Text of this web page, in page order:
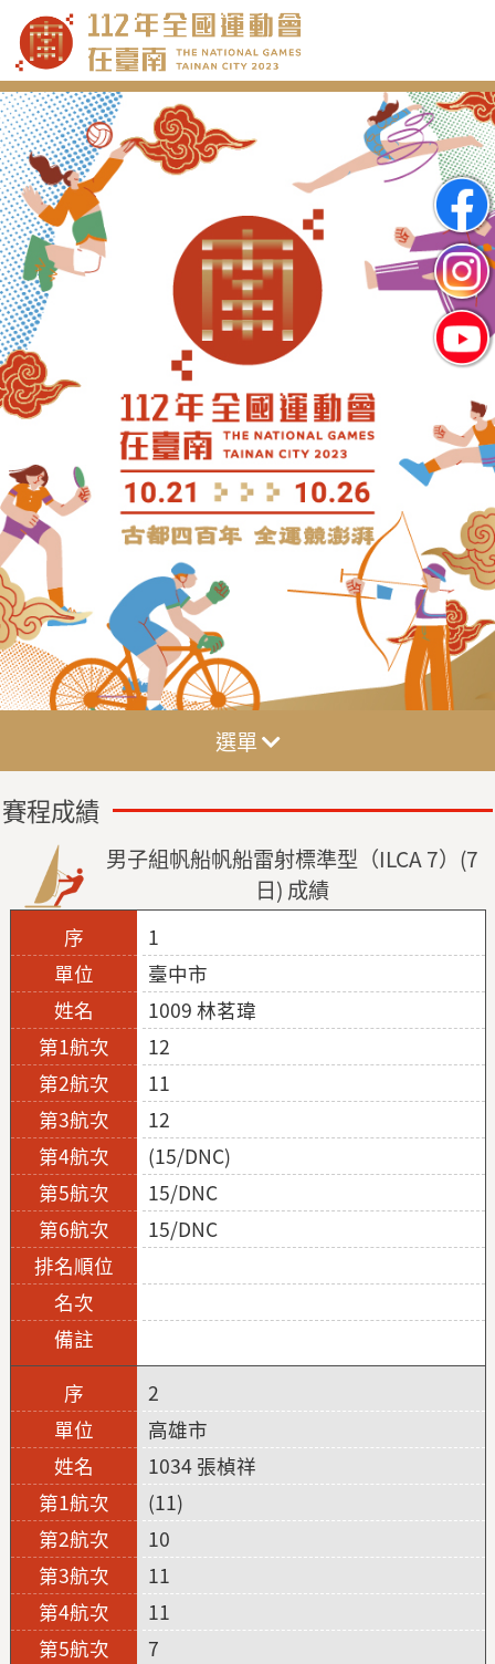
要
內
容
選單
賽程成績
男子組帆船帆船雷射標準型（ILCA 7）(7
日) 成績
1
臺中市
1009 林茗瑋
12
11
12
(15/DNC)
15/DNC
15/DNC
2
高雄市
1034 張楨祥
(11)
10
11
11
7